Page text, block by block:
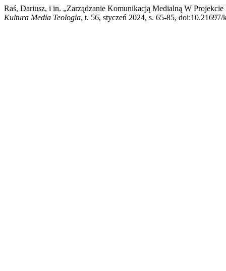
Raś, Dariusz, i in. „Zarządzanie Komunikacją Medialną W
Kultura Media Teologia, t. 56, styczeń 2024, s. 65-85,